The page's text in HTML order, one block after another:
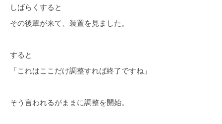
しばらくすると
その後輩が来て、装置を見ました。
すると
「これはここだけ調整すれば終了ですね」
そう言われるがままに調整を開始。